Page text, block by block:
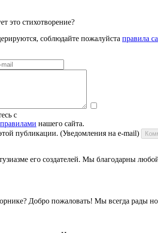
это стихотворение?
соблюдайте пожалуйста правила
с
правилами нашего сайта.
публикации. (Уведомления на e-mail)
его создателей. Мы благодарны
Добро пожаловать! Мы всегда рады